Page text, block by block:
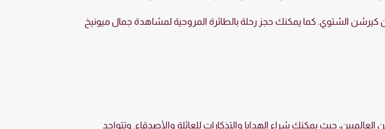
كيرشن الشتوي. كما يمكنك حجز رحلة بالطائرة المروحية لمشاهدة جمال ميونيخ
حيث يمكنك شراء الهدايا والتذكارات للعائلة والأصدقاء. وتتواجد